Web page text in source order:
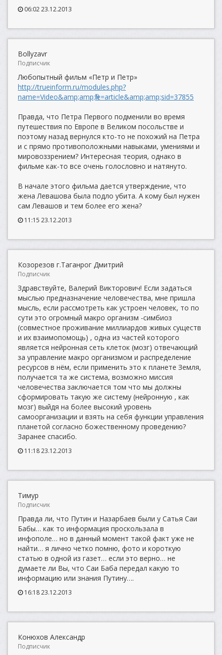
06:02 23.12.2013
Bollyzavr
Подписчик
Любопытный фильм «Петр и Петр»
http://trueinform.ru/modules.php?
name=Video&amp;amp;file=article&amp;amp;sid=37855
Правда, что Петра Первого подменили во время
путешествия по Европе в Великом посольстве и
поэтому назад вернулся кто-то не похожий на Петра
и с прямо противоположными навыками, умениями и
мировоззрением? Интересная теория, однако в
фильме как-то все очень голословно и натянуто.
В начале этого фильма дается утверждение, что
жена Левашова была подло убита. А кому был нужен
сам Левашов и тем более его жена?
11:15 23.12.2013
Козорезов г.Таганрог Дмитрий
Подписчик
Здравствуйте, Валерий Викторович! Если задаться
мыслью предназначение человечества, мне пришла
мысль, если рассмотреть как устроен человек, то по
сути это огромный макро организм -симбиоз
(совместное проживание миллиардов живых существ
и их взаимопомощь) , одна из частей которого
является нейронная сеть клеток (мозг) отвечающий
за управление макро организмом и распределение
ресурсов в нём, если применить это к планете Земля,
получается та же система, возможно миссия
человечества заключается том что мы должны
сформировать такую же систему (нейронную , как
мозг) выйдя на более высокий уровень
самоорганизации и взять на себя функции управления
планетой согласно божественному проведению?
Заранее спасибо.
11:18 23.12.2013
Тимур
Подписчик
Правда ли, что Путин и Назарбаев были у Сатья Саи
Бабы… как то информация проскользала в
инфополе… но в данный момент такой факт уже не
найти… я лично четко помню, фото и короткую
статью в одной из газет… если это верно… не
думаете ли Вы, что Саи Баба передал какую то
информацию или знания Путину….
16:18 23.12.2013
Конюхов Александр
Подписчик